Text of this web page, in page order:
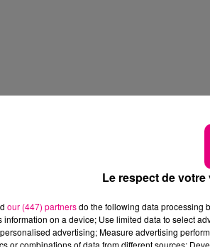
Le respect de
our (447) partnersdo the following data processing
information on a device; Use limited data to select
advertising; Measure advertising
or combinations of data from different sources;